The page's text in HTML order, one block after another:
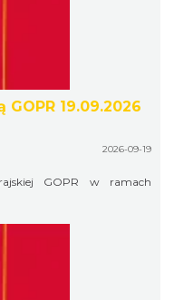
19.09.2026
2026-09-19
GOPR w ramach